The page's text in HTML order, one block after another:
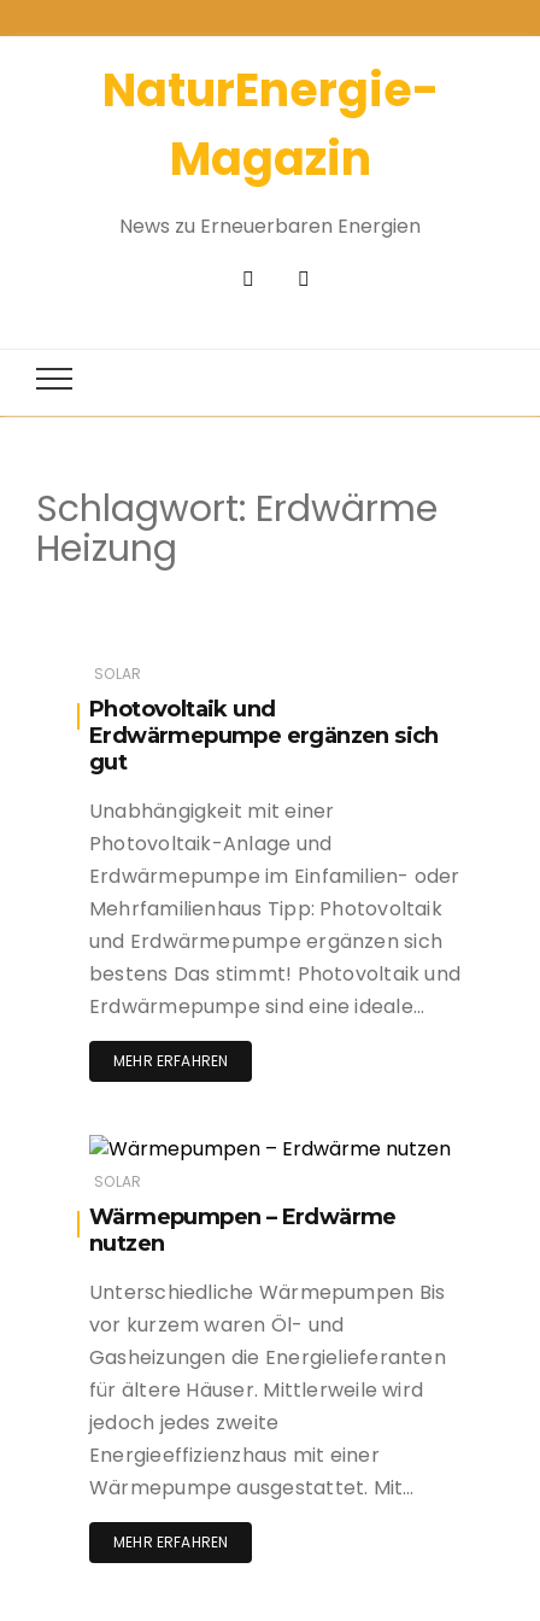
NaturEnergie-
Magazin
News zu Erneuerbaren Energien
Schlagwort: Erdwärme
Heizung
SOLAR
Photovoltaik und
Erdwärmepumpe ergänzen sich
gut
Unabhängigkeit mit einer
Photovoltaik-Anlage und
Erdwärmepumpe im Einfamilien- oder
Mehrfamilienhaus Tipp: Photovoltaik
und Erdwärmepumpe ergänzen sich
bestens Das stimmt! Photovoltaik und
Erdwärmepumpe sind eine ideale…
MEHR ERFAHREN
SOLAR
Wärmepumpen – Erdwärme
nutzen
Unterschiedliche Wärmepumpen Bis
vor kurzem waren Öl- und
Gasheizungen die Energielieferanten
für ältere Häuser. Mittlerweile wird
jedoch jedes zweite
Energieeffizienzhaus mit einer
Wärmepumpe ausgestattet. Mit…
MEHR ERFAHREN